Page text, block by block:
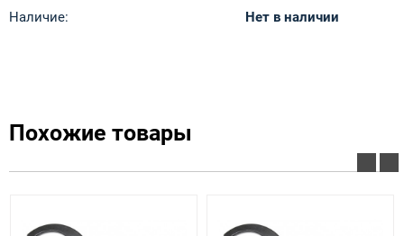
Наличие:
Нет в наличии
Похожие товары